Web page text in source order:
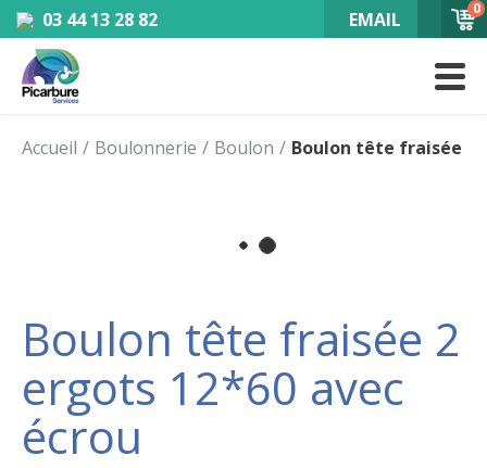
03 44 13 28 82 EMAIL 0
Accueil Boulonnerie Boulon Boulon tête fraisée 2
Boulon tête fraisée 2
ergots 12*60 avec
écrou